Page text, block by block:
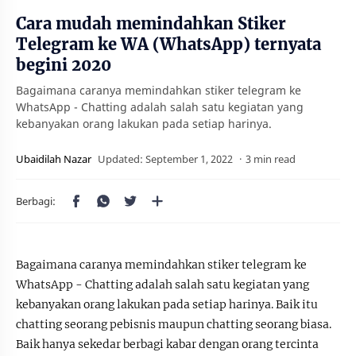
Cara mudah memindahkan Stiker
Telegram ke WA (WhatsApp) ternyata
begini 2020
Bagaimana caranya memindahkan stiker telegram ke
WhatsApp - Chatting adalah salah satu kegiatan yang
kebanyakan orang lakukan pada setiap harinya.
3 min read
Bagaimana caranya memindahkan stiker telegram ke
WhatsApp - Chatting adalah salah satu kegiatan yang
kebanyakan orang lakukan pada setiap harinya. Baik itu
chatting seorang pebisnis maupun chatting seorang biasa.
Baik hanya sekedar berbagi kabar dengan orang tercinta